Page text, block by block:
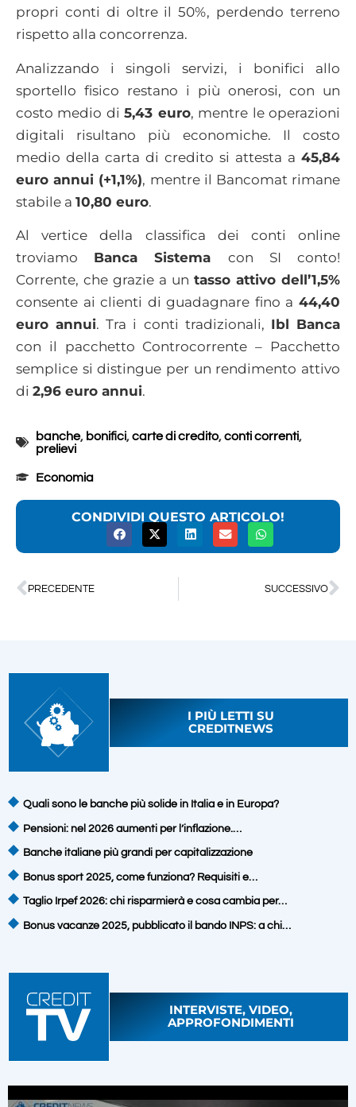
propri conti di oltre il 50%, perdendo terreno
rispetto alla concorrenza.
Analizzando i singoli servizi, i bonifici allo
sportello fisico restano i più onerosi, con un
costo medio di5,43 euro, mentre le operazioni
digitali risultano più economiche. Il costo
medio della carta di credito si attesta a 45,84
euro annui (+1,1%), mentre il Bancomat rimane
stabile a 10,80 euro.
Al vertice della classifica dei conti online
troviamo Banca Sistema con SI conto!
Corrente, che grazie a un tasso attivo dell’1,5%
consente ai clienti di guadagnare fino a 44,40
euro annui. Tra i conti tradizionali, Ibl Banca
con il pacchetto Controcorrente – Pacchetto
semplice si distingue per un rendimento attivo
di 2,96 euro annui.
banche, bonifici,carte di credito,conti correnti,
prelievi
Economia
CONDIVIDI QUESTO ARTICOLO!
PRECEDENTE SUCCESSIVO
I PIÙ LETTI SU
CREDITNEWS
Quali sono le banche più solide in Italia e in Europa?
Pensioni: nel 2026 aumenti per l’inflazione.…
Banche italiane più grandi per capitalizzazione
Bonus sport 2025, come funziona? Requisiti e…
Taglio Irpef 2026: chi risparmierà e cosa cambia per…
Bonus vacanze 2025, pubblicato il bando INPS: a chi…
INTERVISTE, VIDEO,
APPROFONDIMENTI